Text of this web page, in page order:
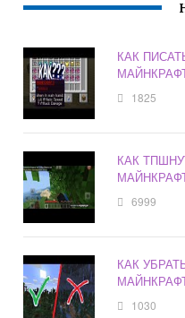
КАК
1825
КАК
6999
КАК
1030